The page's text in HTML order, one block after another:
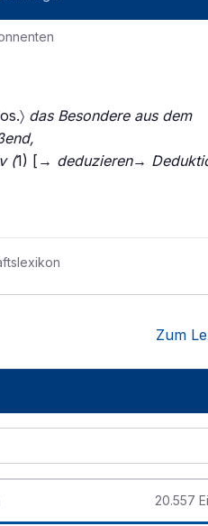
das Besondere aus dem
(1) [→ deduzieren→
Zum
20.557